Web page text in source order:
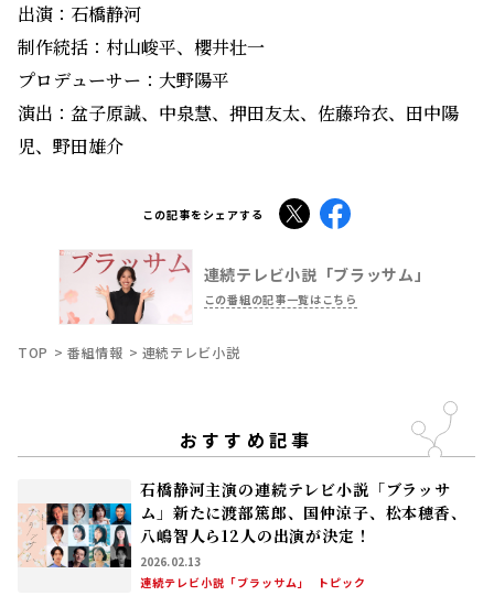
出演：石橋静河
制作統括：村山峻平、櫻井壮一
プロデューサー：大野陽平
演出：盆子原誠、中泉慧、押田友太、佐藤玲衣、田中陽
児、野田雄介
この記事をシェアする X Facebook
連続テレビ小説「ブラッサム」
この番組の記事一覧はこちら
TOP 番組情報 連続テレビ小説
おすすめ記事
石橋静河主演の連続テレビ小説「ブラッサ
ム」新たに渡部篤郎、国仲涼子、松本穂香、
八嶋智人ら12人の出演が決定！
2026.02.13
連続テレビ小説「ブラッサム」
トピック